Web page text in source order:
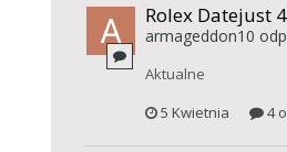
Rolex Datejust
armageddon10
Aktualne
5 Kwietnia
4